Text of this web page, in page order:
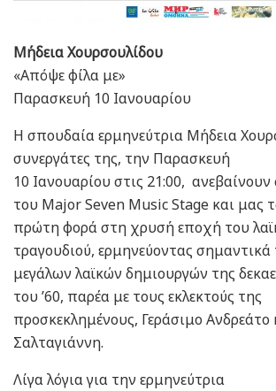
Μήδεια Χουρσουλίδου
«Απόψε φίλα με»
Παρασκευή 10 Ιανουαρίου
Η σπουδαία ερμηνεύτρια Μήδεια
συνεργάτες της, την Παρασκευή
10 Ιανουαρίου στις 21:00,
του Major Seven Music Stage και μας
πρώτη φορά στη χρυσή εποχή του
τραγουδιού, ερμηνεύοντας
μεγάλων λαϊκών δημιουργών της
του ’60, παρέα με τους εκλεκτούς της
προσκεκλημένους, Γεράσιμο Ανδρεάτο
Σαλταγιάννη.
Λίγα λόγια για την ερμηνεύτρια